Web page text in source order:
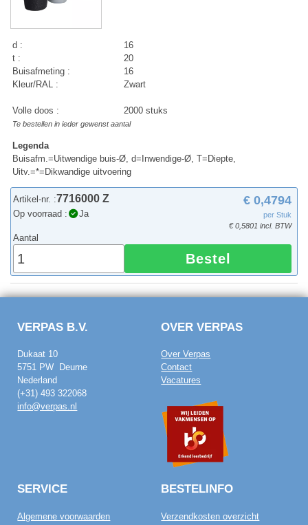
d :
16
t :
20
Buisafmeting :
16
Kleur/RAL :
Zwart
Volle doos : 2000 stuks
Te bestellen in ieder gewenst aantal
Legenda
Buisafm.=Uitwendige buis-Ø, d=Inwendige-Ø, T=Diepte,
Uitv.=*=Dikwandige uitvoering
Artikel-nr. :7716000 Z
Op voorraad : Ja
€ 0,4794
per Stuk
€ 0,5801 incl. BTW
Aantal
Bestel
VERPAS B.V.
Dukaat 10
5751 PW Deurne
Nederland
(+31) 493 322068
info@verpas.nl
OVER VERPAS
Over Verpas
Contact
Vacatures
SERVICE
Algemene voorwaarden
BESTELINFO
Verzendkosten overzicht